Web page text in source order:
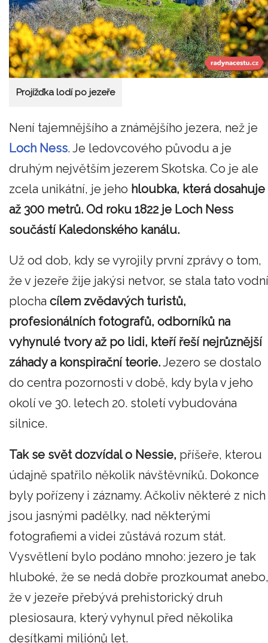
Projížďka lodí po jezeře
Není tajemnějšího a známějšího jezera, než je
Loch Ness. Je ledovcového původu a je
druhým největším jezerem Skotska. Co je ale
zcela unikátní, je jeho hloubka, která dosahuje
až 300 metrů. Od roku 1822 je Loch Ness
součástí Kaledonského kanálu.
Už od dob, kdy se vyrojily první zprávy o tom,
že v jezeře žije jakýsi netvor, se stala tato vodní
plocha cílem zvědavých turistů,
profesionálních fotografů, odborníků na
vyhynulé tvory až po lidi, kteří řeší nejrůznější
záhady a konspirační teorie.Jezero se dostalo
do centra pozornosti v době, kdy byla v jeho
okolí ve 30. letech 20. století vybudována
silnice.
Tak se svět dozvídal o Nessie, příšeře, kterou
údajně spatřilo několik návštěvníků. Dokonce
byly pořízeny i záznamy. Ačkoliv některé z nich
jsou jasnými padělky, nad některými
fotografiemi a videi zůstává rozum stát.
Vysvětlení bylo podáno mnoho: jezero je tak
hluboké, že se nedá dobře prozkoumat anebo,
že v jezeře přebývá prehistorický druh
plesiosaura, který vyhynul před několika
desítkami miliónů let.